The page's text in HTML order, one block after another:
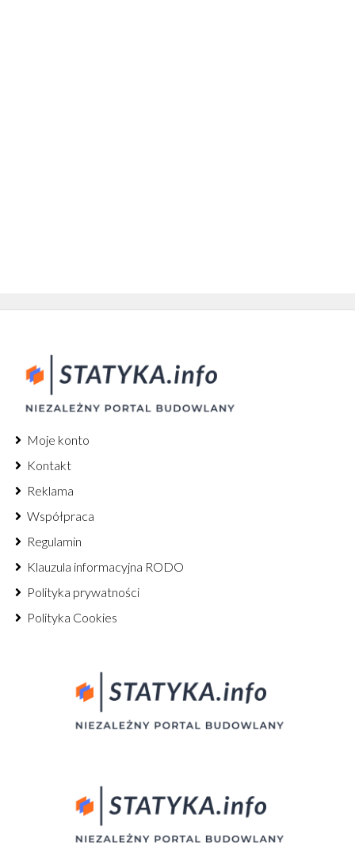
Moje konto
Kontakt
Reklama
Współpraca
Regulamin
Klauzula informacyjna RODO
Polityka prywatności
Polityka Cookies